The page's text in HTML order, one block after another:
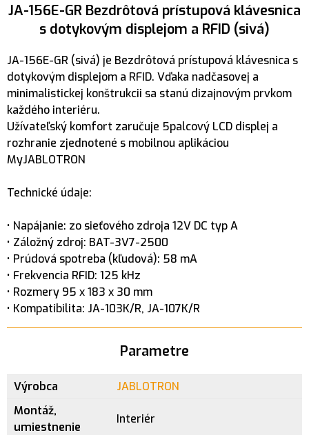
JA-156E-GR Bezdrôtová prístupová klávesnica
s dotykovým displejom a RFID (sivá)
JA-156E-GR (sivá) je Bezdrôtová prístupová klávesnica s
dotykovým displejom a RFID. Vďaka nadčasovej a
minimalistickej konštrukcii sa stanú dizajnovým prvkom
každého interiéru.
Užívateľský komfort zaručuje 5palcový LCD displej a
rozhranie zjednotené s mobilnou aplikáciou
MyJABLOTRON
Technické údaje:
• Napájanie: zo sieťového zdroja 12V DC typ A
• Záložný zdroj: BAT-3V7-2500
• Prúdová spotreba (kľudová): 58 mA
• Frekvencia RFID: 125 kHz
• Rozmery 95 x 183 x 30 mm
• Kompatibilita: JA-103K/R, JA-107K/R
Parametre
Výrobca
JABLOTRON
Montáž,
umiestnenie
Interiér